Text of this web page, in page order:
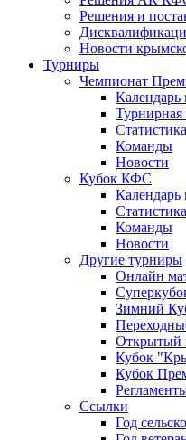
Решения и
Новости
Турниры
Чемпионат
Календарь
Турнирная
Статистика
Команды
Новости
Кубок КФС
Календарь
Статистика
Команды
Новости
Другие турниры
Онлайн
Зимний
Открытый
Кубок
Кубок
Ссылки
Год